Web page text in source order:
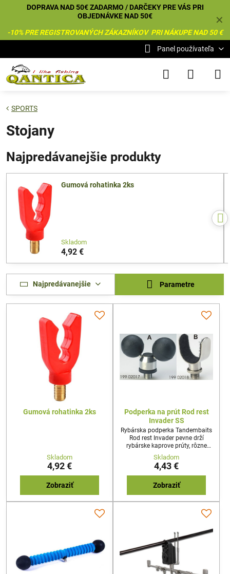
✕
DOPRAVA NAD 50€ ZADARMO / DARČEKY PRE VÁS PRI
OBJEDNÁVKE NAD 50€
-10% PRE REGISTROVANÝCH ZÁKAZNÍKOV PRI NÁKUPE NAD 50 €
Panel používateľa
SPORTS
Stojany
Najpredávanejšie produkty
Gumová rohatinka 2ks
Skladom
4,92 €
Najpredávanejšie Parametre
Gumová rohatinka 2ks
Skladom
4,92 €
Zobraziť
Podperka na prút Rod rest
Invader SS
Rybárska podperka Tandembaits
Rod rest Invader pevne drží
rybárske kaprove prúty, rôzne
kaprove udice, dvojdielne prúty,
teleskopické pruty, dlhá životnosť.
Skladom
4,43 €
Zobraziť